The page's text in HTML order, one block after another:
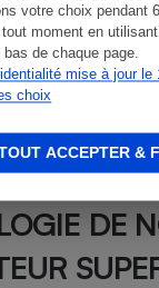
votre choix pendant
tout moment en
de chaque page.
mise à jour le
choix
ACCEPTER &
€ 99,95
€
DE